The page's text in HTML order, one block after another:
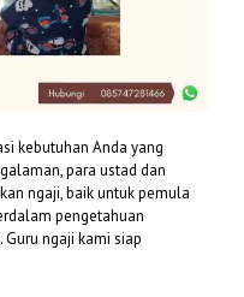
kebutuhan Anda yang
para ustad dan
ngaji, baik untuk pemula
pengetahuan
ngaji kami siap